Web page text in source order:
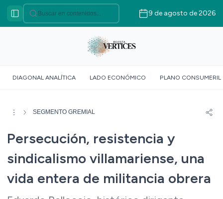
VÉRTICES ASOCIATIVO
VÉRTICES SOBERANÍA
VÉRTICES SUR GLOBAL
DOSSIER GEOMÉTRICO
9 de agosto de 2026
DIAGONAL ANALÍTICA LADO ECONÓMICO PLANO CONSUMERIL
SEGMENTO GREMIAL
Persecución, resistencia y
sindicalismo villamariense, una
vida entera de militancia obrera